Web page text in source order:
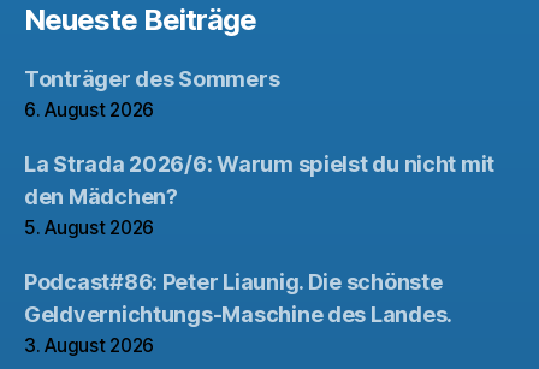
Neueste Beiträge
Tonträger des Sommers
6. August 2026
La Strada 2026/6: Warum spielst du nicht mit
den Mädchen?
5. August 2026
Podcast#86: Peter Liaunig. Die schönste
Geldvernichtungs-Maschine des Landes.
3. August 2026